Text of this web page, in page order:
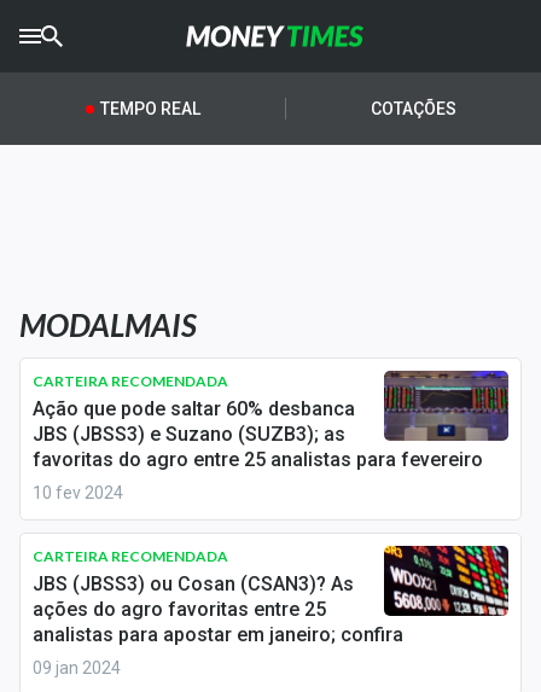
CRYPTOTIMES
AGROTIMES
Newsletters
Money Trader
Anuncie
Últimas Notícias
Newsletters
Cotações
Comprar ou vender?
TEMPO REAL COTAÇÕES
MODALMAIS
CARTEIRA RECOMENDADA
Ação que pode saltar 60% desbanca
JBS (JBSS3) e Suzano (SUZB3); as
favoritas do agro entre 25 analistas para fevereiro
10 fev 2024
CARTEIRA RECOMENDADA
JBS (JBSS3) ou Cosan (CSAN3)? As
ações do agro favoritas entre 25
analistas para apostar em janeiro; confira
09 jan 2024